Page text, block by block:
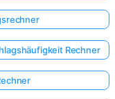
Rechner